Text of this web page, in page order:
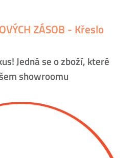
ZÁSOB - Křeslo
Jedná se o zboží, které
showroomu